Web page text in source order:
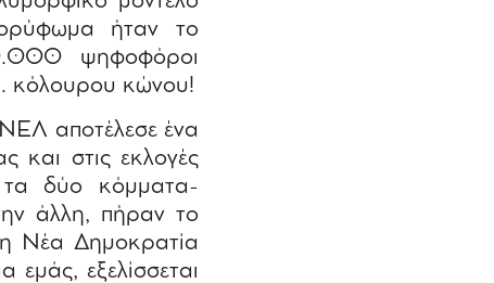
ήταν το
ψηφοφόροι
κόλουρου κώνου!
αποτέλεσε ένα
και στις εκλογές
τα δύο κόμματα-
άλλη, πήραν το
Νέα Δημοκρατία
εμάς, εξελίσσεται